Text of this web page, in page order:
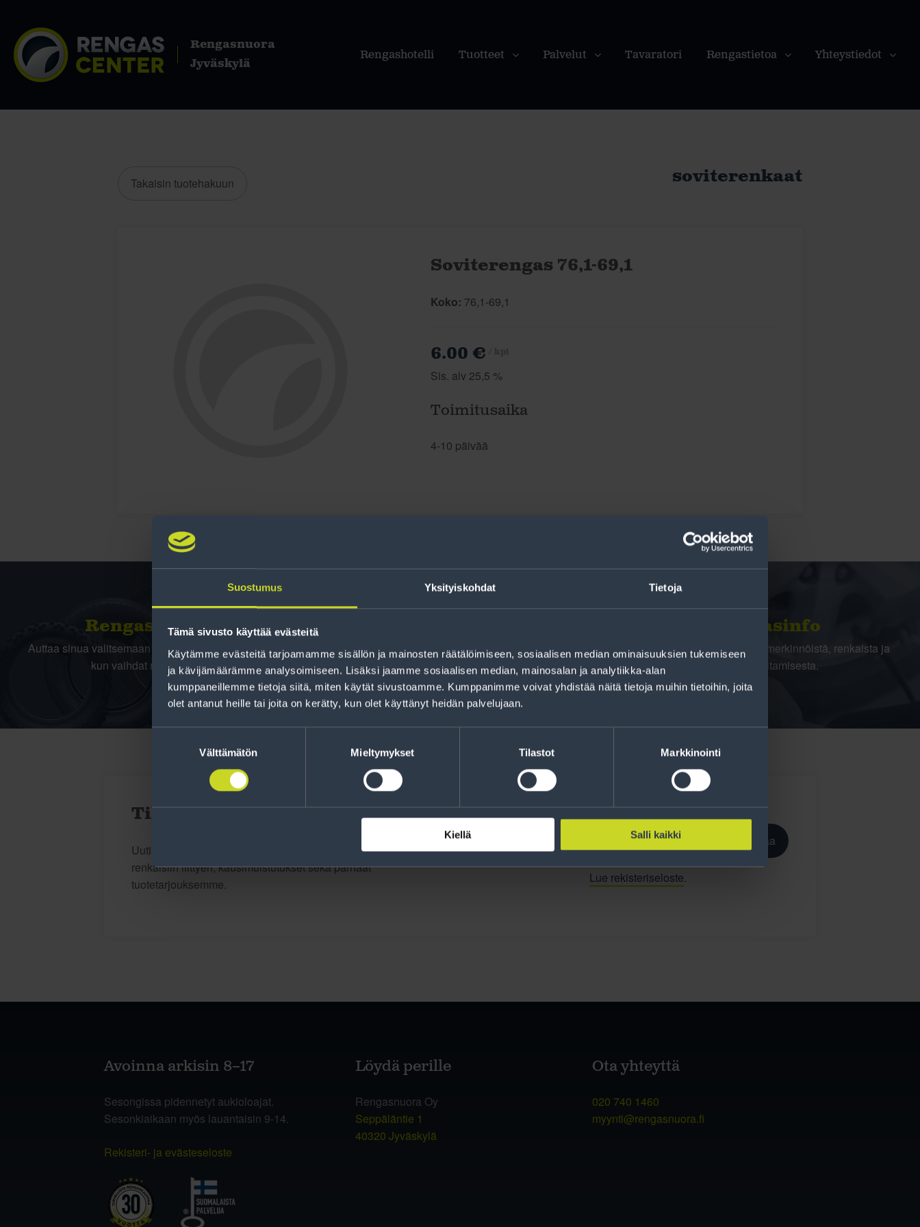
Suostumus Yksityiskohdat Tietoja
Tämä sivusto käyttää evästeitä
Käytämme evästeitä tarjoamamme sisällön ja mainosten räätälöimiseen, sosiaalisen median ominaisuuksien tukemiseen
ja kävijämäärämme analysoimiseen. Lisäksi jaamme sosiaalisen median, mainosalan ja analytiikka-alan
kumppaneillemme tietoja siitä, miten käytät sivustoamme. Kumppanimme voivat yhdistää näitä tietoja muihin tietoihin, joita
olet antanut heille tai joita on kerätty, kun olet käyttänyt heidän palvelujaan.
Välttämätön Mieltymykset Tilastot Markkinointi
Kiellä Salli kaikki
Rengasnuora
Jyväskylä
Rengashotelli Tuotteet Palvelut Tavaratori Rengastietoa Yhteystiedot
Takaisin tuotehakuun soviterenkaat
Soviterengas 76,1-69,1
Koko: 76,1-69,1
6.00 €
Sis. alv 25,5 %
Toimitusaika
4-10 päivää
Rengas­laskuri
Auttaa sinua valitsemaan oikean kokoisen renkaan,
kun vaihdat rengaskokoa.
Tee ostoksesi RengasCenter-tilillä. Saat
maksuaikaa renkaillesi.
Rengasinfo
Tavallisen ihmisen tietoa merkinnöistä, renkaista ja
niiden huoltamisesta.
Tilaa uutiskirje
Uutiskirjeessä saat autonomistajan ajankohtaista tietoa
renkaisiin liittyen, kausimuistutukset sekä parhaat
tuotetarjouksemme.
Tilaa
Lue rekisteriseloste.
Avoinna arkisin 8–17
Sesongissa pidennetyt aukioloajat.
Sesonkiaikaan myös lauantaisin 9-14.
Rekisteri- ja evästeseloste
Löydä perille
Rengasnuora Oy
Seppäläntie 1
40320 Jyväskylä
Ota yhteyttä
020 740 1460
myynti@rengasnuora.fi